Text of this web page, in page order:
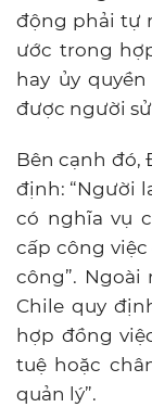
động phải tự
ước trong
hay ủy
được người
Bên cạnh đó,
định: “Người
có nghĩa vụ
cấp công
công”. Ngoài
Chile quy
hợp đồng
tuệ hoặc
quản lý”.